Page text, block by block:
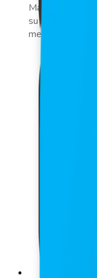
Marcaje vía
su asistencia
mensajería más